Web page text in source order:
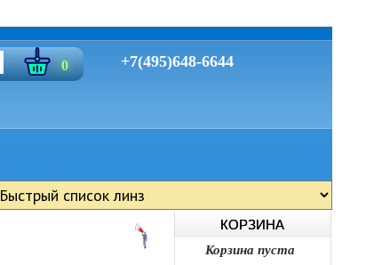
0 +7(495)648-6644
КОРЗИНА
Корзина пуста